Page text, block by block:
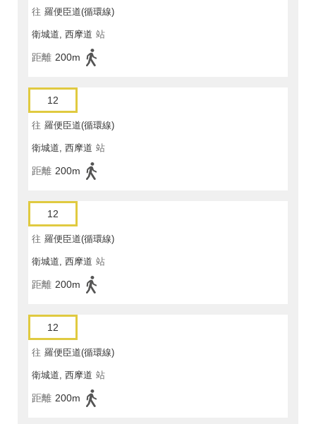
往 羅便臣道(循環線)
衛城道, 西摩道 站
距離 200m
12
往 羅便臣道(循環線)
衛城道, 西摩道 站
距離 200m
12
往 羅便臣道(循環線)
衛城道, 西摩道 站
距離 200m
12
往 羅便臣道(循環線)
衛城道, 西摩道 站
距離 200m